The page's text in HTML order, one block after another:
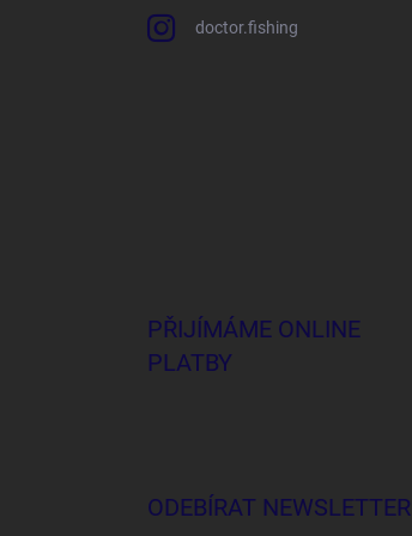
doctor.fishing
PŘIJÍMÁME ONLINE
PLATBY
ODEBÍRAT NEWSLETTER